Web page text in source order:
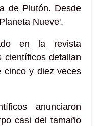
de Plutón. Desde
Nueve'.
en la revista
científicos detallan
cinco y diez veces
anunciaron
casi del tamaño